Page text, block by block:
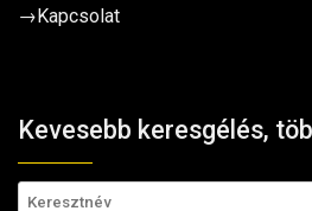
→Kapcsolat
Kevesebb keresgélés,